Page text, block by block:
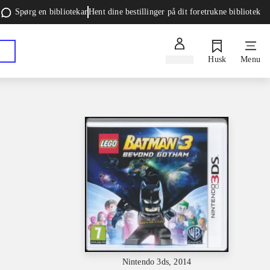
Spørg en bibliotekarHent dine bestillinger på dit foretrukne bibliotek
Husk Menu
Nintendo 3ds, 2014